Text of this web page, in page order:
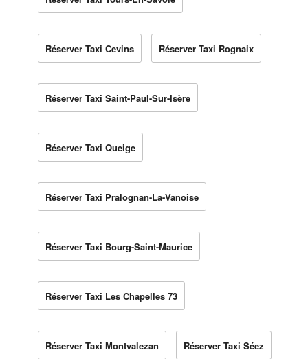
Réserver Taxi Cevins Réserver Taxi Rognaix
Réserver Taxi Saint-Paul-Sur-Isère
Réserver Taxi Queige
Réserver Taxi Pralognan-La-Vanoise
Réserver Taxi Bourg-Saint-Maurice
Réserver Taxi Les Chapelles 73
Réserver Taxi Montvalezan Réserver Taxi Séez